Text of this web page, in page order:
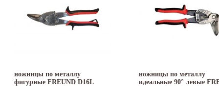
ножницы по металлу
фигурные FREUND D16L
ножницы по металлу
идеальные 90° левые